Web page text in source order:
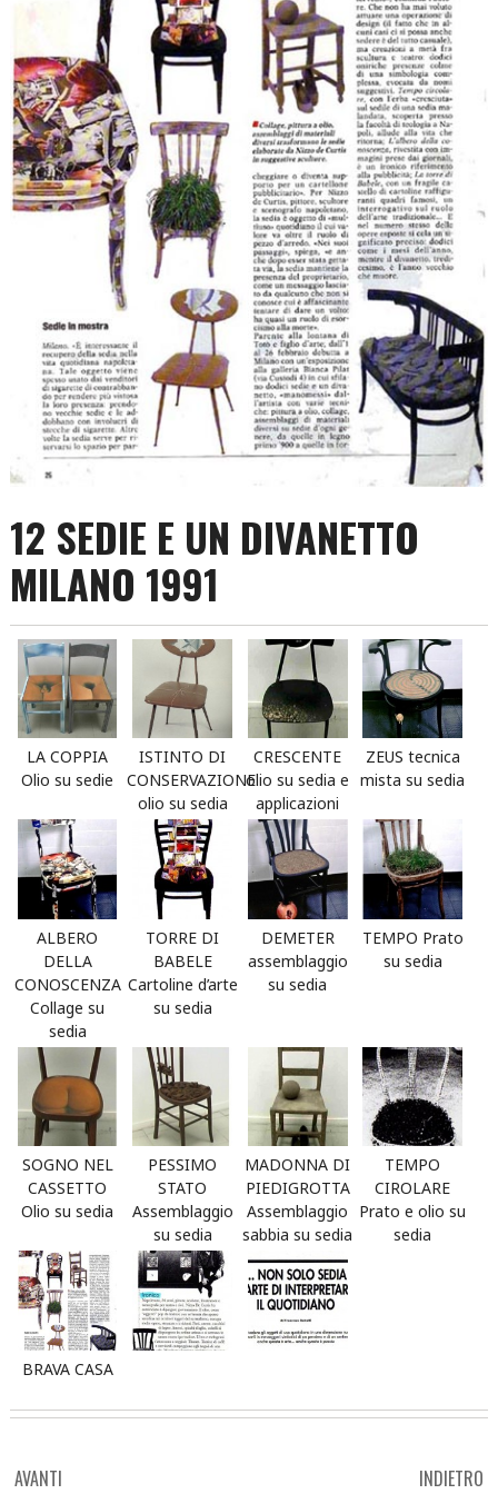
12 SEDIE E UN DIVANETTO
MILANO 1991
LA COPPIA
Olio su sedie
ISTINTO DI
CONSERVAZIONE
olio su sedia
CRESCENTE
olio su sedia e
applicazioni
ZEUS tecnica
mista su sedia
ALBERO
DELLA
CONOSCENZA
Collage su
sedia
TORRE DI
BABELE
Cartoline d’arte
su sedia
DEMETER
assemblaggio
su sedia
TEMPO Prato
su sedia
SOGNO NEL
CASSETTO
Olio su sedia
PESSIMO
STATO
Assemblaggio
su sedia
MADONNA DI
PIEDIGROTTA
Assemblaggio
sabbia su sedia
TEMPO
CIROLARE
Prato e olio su
sedia
BRAVA CASA
AVANTI INDIETRO